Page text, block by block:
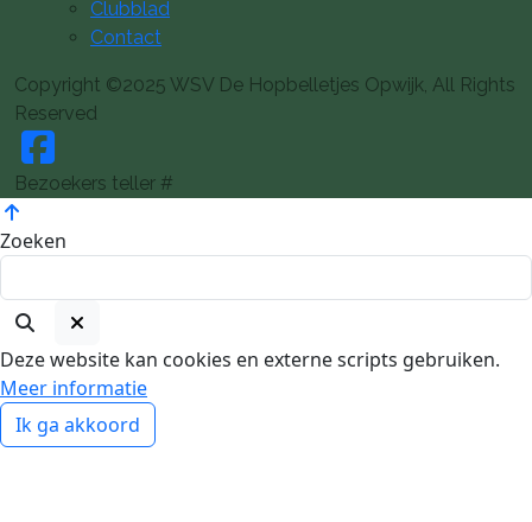
Clubblad
Contact
Copyright ©2025 WSV De Hopbelletjes Opwijk, All Rights
Reserved
Bezoekers teller #
Zoeken
Deze website kan cookies en externe scripts gebruiken.
Meer informatie
Ik ga akkoord